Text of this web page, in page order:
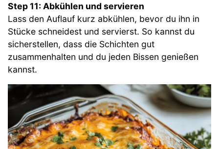
Step 11: Abkühlen und servieren
Lass den Auflauf kurz abkühlen, bevor du ihn in
Stücke schneidest und servierst. So kannst du
sicherstellen, dass die Schichten gut
zusammenhalten und du jeden Bissen genießen
kannst.